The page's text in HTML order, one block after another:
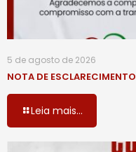
5 de agosto de 2026
NOTA DE ESCLARECIMENTO
Leia mais...